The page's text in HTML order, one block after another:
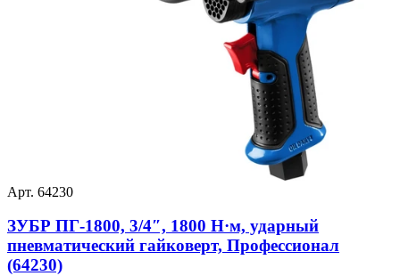
Арт. 64230
ЗУБР ПГ-1800, 3/4″, 1800 Н·м, ударный
пневматический гайковерт, Профессионал
(64230)